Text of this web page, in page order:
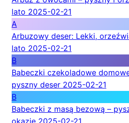
lato 2025-02-21
A
Arbuzowy deser: Lekki,
lato 2025-02-21
B
Babeczki czekoladowe
pyszny deser 2025-02-21
B
Babeczki z masą bezową –